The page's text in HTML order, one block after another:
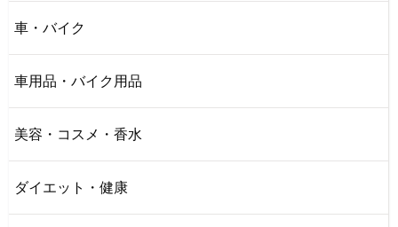
車・バイク
車用品・バイク用品
美容・コスメ・香水
ダイエット・健康